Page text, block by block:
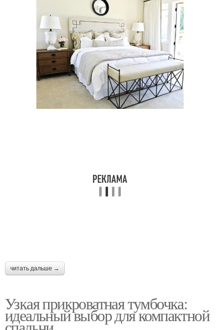
читать дальше →
Узкая прикроватная тумбочка:
идеальный выбор для компактной